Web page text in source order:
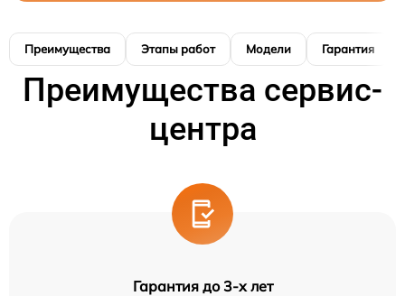
Преимущества Этапы работ Модели Гарантия
Преимущества сервис-
центра
Гарантия до 3-х лет